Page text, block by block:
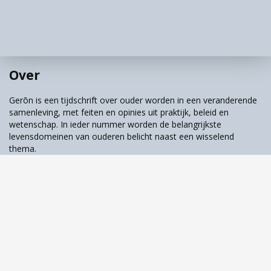
verlieten we ons laatste station en kwamen in
deze onlogische wereld tot de enige logische
Over
Gerōn is een tijdschrift over ouder worden in een veranderende
samenleving, met feiten en opinies uit praktijk, beleid en
wetenschap. In ieder nummer worden de belangrijkste
levensdomeinen van ouderen belicht naast een wisselend
thema.